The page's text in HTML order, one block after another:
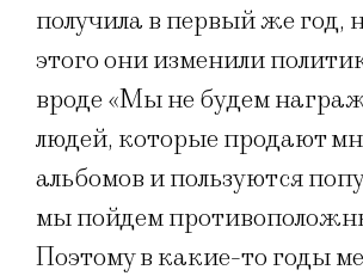
получила в первый же год,
этого они изменили
вроде «Мы не будем
людей, которые продают
альбомов и пользуются
мы пойдем
Поэтому в какие-то годы